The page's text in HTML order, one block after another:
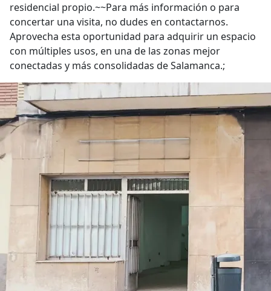
residencial propio.~~Para más información o para
concertar una visita, no dudes en contactarnos.
Aprovecha esta oportunidad para adquirir un espacio
con múltiples usos, en una de las zonas mejor
conectadas y más consolidadas de Salamanca.;